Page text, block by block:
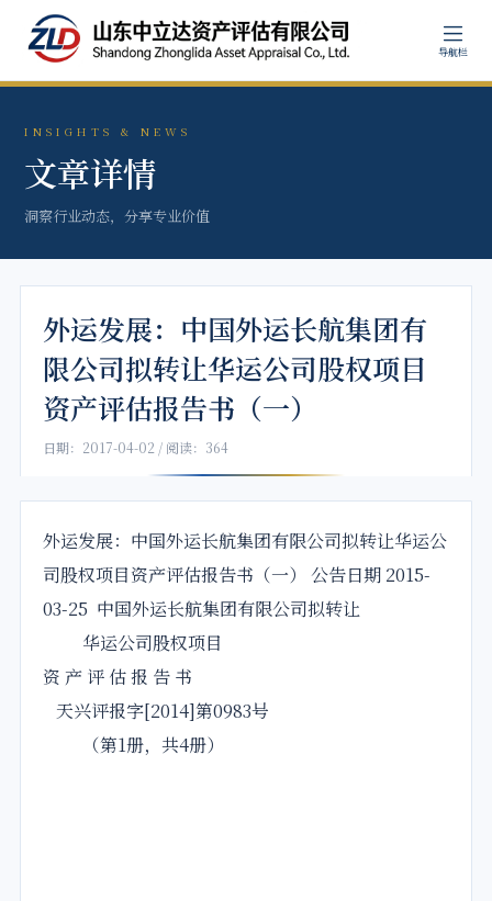
导航栏
INSIGHTS & NEWS
文章详情
洞察行业动态，分享专业价值
外运发展：中国外运长航集团有
限公司拟转让华运公司股权项目
资产评估报告书（一）
日期：2017-04-02 / 阅读：364
外运发展： 中国外运长航集团有限公司拟转让华运公
司股权项目资产评估报告书（一） 公告日期 2015-
03-25 中国外运长航集团有限公司拟转让
华运公司股权项目
资 产 评 估 报 告 书
天兴评报字[2014]第0983号
（第1册，共4册）